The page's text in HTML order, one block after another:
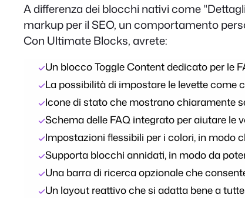
A differenza dei blocchi nativi come
markup per il SEO, un comportamento
Con Ultimate Blocks, avrete:
Un blocco Toggle Content dedicato per le
La possibilità di impostare le levette come
Icone di stato che mostrano chiaramente
Schema delle FAQ integrato per aiutare le
Impostazioni flessibili per i colori, in modo
Supporta blocchi annidati, in modo da
Una barra di ricerca opzionale che
Un layout reattivo che si adatta bene a